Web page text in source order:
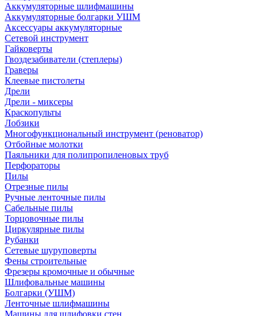
Аккумуляторные шлифмашины
Аккумуляторные болгарки УШМ
Аксессуары аккумуляторные
Сетевой инструмент
Гайковерты
Гвоздезабиватели (степлеры)
Граверы
Клеевые пистолеты
Дрели
Дрели - миксеры
Краскопульты
Лобзики
Многофункциональный инструмент (реноватор)
Отбойные молотки
Паяльники для полипропиленовых труб
Перфораторы
Пилы
Отрезные пилы
Ручные ленточные пилы
Сабельные пилы
Торцовочные пилы
Циркулярные пилы
Рубанки
Сетевые шуруповерты
Фены строительные
Фрезеры кромочные и обычные
Шлифовальные машины
Болгарки (УШМ)
Ленточные шлифмашины
Машины для шлифовки стен